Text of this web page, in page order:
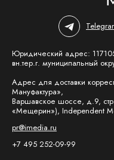
Юридический адрес:
вн.тер.г. муниципальный
Адрес для доставки
Мануфактура»,
Варшавское шоссе, д.9,
«Мещерин»), Independent
pr@imedia.ru
+7 495 252-09-99